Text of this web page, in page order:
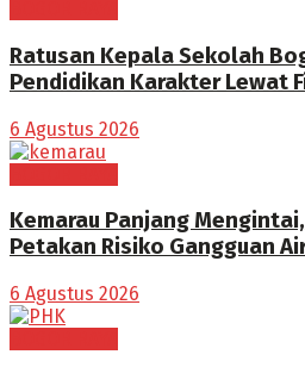
Ratusan Kepala Sekolah
Pendidikan Karakter Lewat
6 Agustus 2026
Kemarau Panjang
Petakan Risiko Gangguan
6 Agustus 2026